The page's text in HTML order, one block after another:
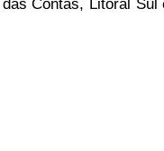
Contas, Litoral Sul